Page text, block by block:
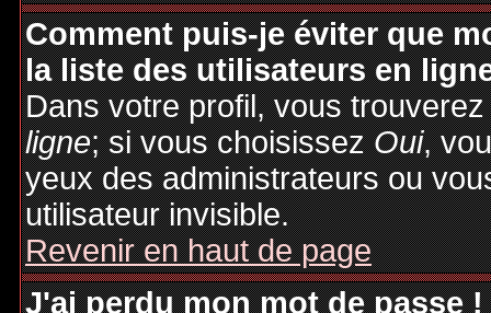
Comment puis-je éviter que
la liste des utilisateurs en
Dans votre profil, vous
ligne; si vous choisissezOui,
yeux des administrateurs ou
utilisateur invisible.
Revenir en haut de page
J'ai perdu mon mot de passe !